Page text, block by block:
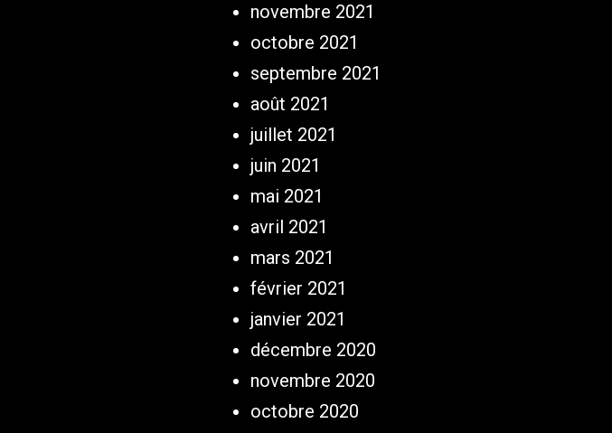
novembre 2021
octobre 2021
septembre 2021
août 2021
juillet 2021
juin 2021
mai 2021
avril 2021
mars 2021
février 2021
janvier 2021
décembre 2020
novembre 2020
octobre 2020